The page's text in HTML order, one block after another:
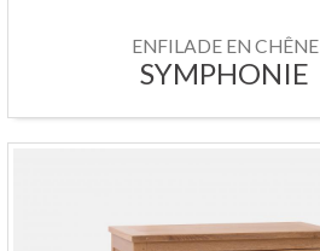
ENFILADE EN CHÊNE
SYMPHONIE